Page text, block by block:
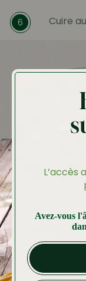
L’accès
Avez-vous
6 Cuire